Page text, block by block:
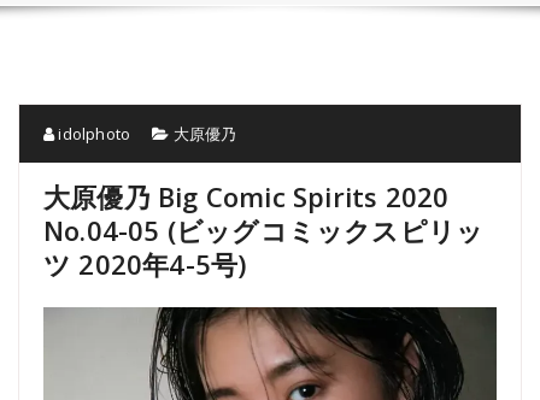
idolphoto 大原優乃
大原優乃 Big Comic Spirits 2020
No.04-05 (ビッグコミックスピリッ
ツ 2020年4-5号)